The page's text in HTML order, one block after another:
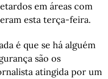
em áreas com
esta terça-feira.
é que se há alguém
são os
atingida por um